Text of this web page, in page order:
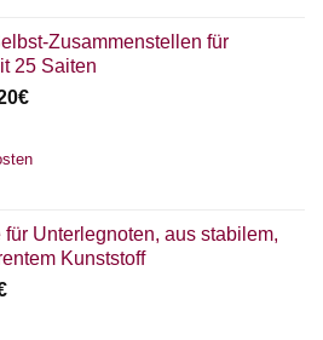
Zusammenstellen für
25 Saiten
€
für Unterlegnoten, aus stabilem,
Kunststoff